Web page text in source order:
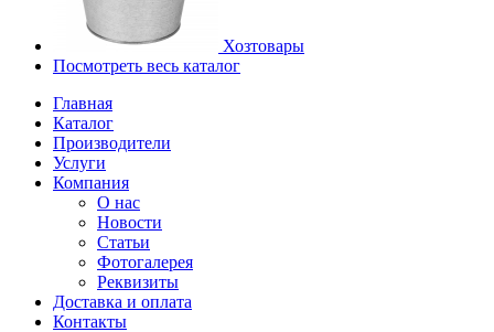
Хозтовары
Посмотреть весь каталог
Главная
Каталог
Производители
Услуги
Компания
О нас
Новости
Статьи
Фотогалерея
Реквизиты
Доставка и оплата
Контакты